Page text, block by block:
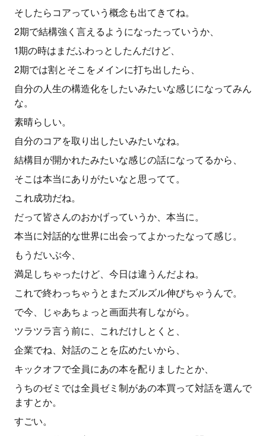
そしたらコアっていう概念も出てきてね。
2期で結構強く言えるようになったっていうか、
1期の時はまだふわっとしたんだけど、
2期では割とそこをメインに打ち出したら、
自分の人生の構造化をしたいみたいな感じになってみん
な。
素晴らしい。
自分のコアを取り出したいみたいなね。
結構目が開かれたみたいな感じの話になってるから、
そこは本当にありがたいなと思ってて。
これ成功だね。
だって皆さんのおかげっていうか、本当に。
本当に対話的な世界に出会ってよかったなって感じ。
もうだいぶ今、
満足しちゃったけど、今日は違うんだよね。
これで終わっちゃうとまたズルズル伸びちゃうんで。
で今、じゃあちょっと画面共有しながら。
ツラツラ言う前に、これだけしとくと、
企業でね、対話のことを広めたいから、
キックオフで全員にあの本を配りましたとか、
うちのゼミでは全員ゼミ制があの本買って対話を選んで
ますとか。
すごい。